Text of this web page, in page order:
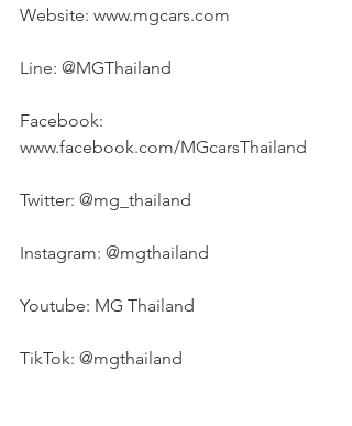
Website: www.mgcars.com
Line: @MGThailand
Facebook:
www.facebook.com/MGcarsThailand
Twitter: @mg_thailand
Instagram: @mgthailand
Youtube: MG Thailand
TikTok: @mgthailand